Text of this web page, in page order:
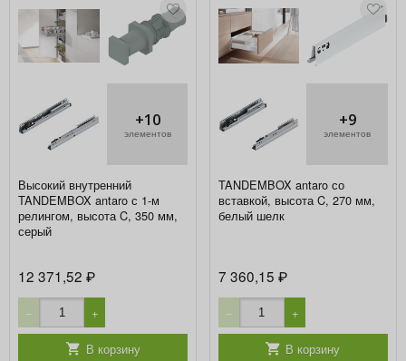
+10
элементов
Высокий внутренний
TANDEMBOX antaro с 1-м
релингом, высота C, 350 мм,
серый
12 371,52₽
− +
В корзину
+9
элементов
TANDEMBOX antaro со
вставкой, высота C, 270 мм,
белый шелк
7 360,15 ₽
− +
В корзину